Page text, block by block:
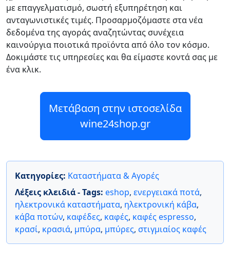
με επαγγελματισμό, σωστή εξυπηρέτηση και
ανταγωνιστικές τιμές. Προσαρμοζόμαστε στα νέα
δεδομένα της αγοράς αναζητώντας συνέχεια
καινούργια ποιοτικά προϊόντα από όλο τον κόσμο.
Δοκιμάστε τις υπηρεσίες και θα είμαστε κοντά σας με
ένα κλικ.
Μετάβαση στην ιστοσελίδα
wine24shop.gr
Κατηγορίες: Καταστήματα & Αγορές
Λέξεις κλειδιά - Tags: eshop, ενεργειακά ποτά,
ηλεκτρονικά καταστήματα, ηλεκτρονική κάβα,
κάβα ποτών, καφέδες, καφές, καφές espresso,
κρασί, κρασιά, μπύρα, μπύρες, στιγμιαίος καφές